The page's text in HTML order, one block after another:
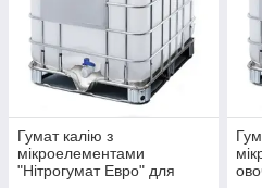
Гумат калію з
мікроелементами
"Нітрогумат Евро" для